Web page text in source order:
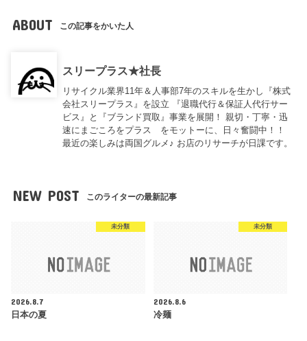
ABOUT この記事をかいた人
スリープラス★社長
リサイクル業界11年＆人事部7年のスキルを生かし『株式
会社スリープラス』を設立 『退職代行＆保証人代行サー
ビス』と『ブランド買取』事業を展開！ 親切・丁寧・迅
速にまごころをプラス をモットーに、日々奮闘中！！
最近の楽しみは両国グルメ♪ お店のリサーチが日課です。
NEW POST このライターの最新記事
未分類
2026.8.7
日本の夏
未分類
2026.8.6
冷麺